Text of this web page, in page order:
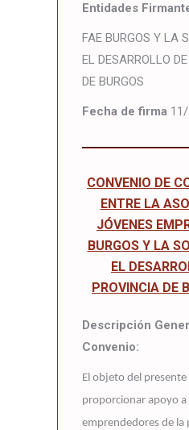
Entidades
FAE BURGOS Y LA
EL DESARROLLO
DE BURGOS
Fecha de firma
CONVENIO DE
ENTRE LA
JÓVENES
BURGOS Y LA
EL
PROVINCIA DE
Descripción
Convenio:
El objeto del
proporcionar apoyo a
emprendedores de la